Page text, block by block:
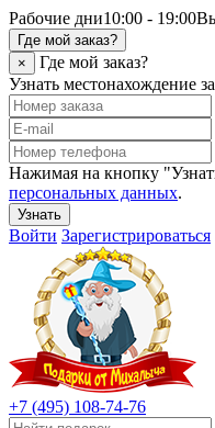
Рабочие дни10:00 - 19:00
Где мой заказ?
×
Где мой заказ?
Узнать местонахождение
Нажимая на кнопку
персональных данных.
Узнать
Войти Зарегистрироваться
+7 (495) 108-74-76